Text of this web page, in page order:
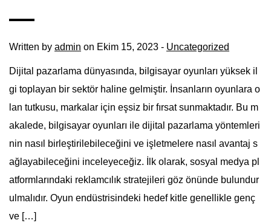
Written by admin on Ekim 15, 2023 - Uncategorized
Dijital pazarlama dünyasında, bilgisayar oyunları yüksek il
gi toplayan bir sektör haline gelmiştir. İnsanların oyunlara o
lan tutkusu, markalar için eşsiz bir fırsat sunmaktadır. Bu m
akalede, bilgisayar oyunları ile dijital pazarlama yöntemleri
nin nasıl birleştirilebileceğini ve işletmelere nasıl avantaj s
ağlayabileceğini inceleyeceğiz. İlk olarak, sosyal medya pl
atformlarındaki reklamcılık stratejileri göz önünde bulundur
ulmalıdır. Oyun endüstrisindeki hedef kitle genellikle genç
ve […]